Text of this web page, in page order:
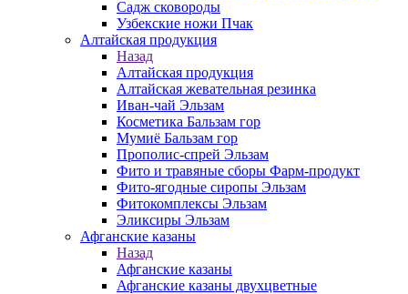
Садж сковороды
Узбекские ножи Пчак
Алтайская продукция
Назад
Алтайская продукция
Алтайская жевательная резинка
Иван-чай Эльзам
Косметика Бальзам гор
Мумиё Бальзам гор
Прополис-спрей Эльзам
Фито и травяные сборы Фарм-продукт
Фито-ягодные сиропы Эльзам
Фитокомплексы Эльзам
Эликсиры Эльзам
Афганские казаны
Назад
Афганские казаны
Афганские казаны двухцветные